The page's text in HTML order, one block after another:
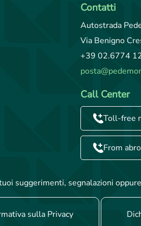
Contatti
Autostrada
Via Benigno
+39 02.6774
Call Center
Toll-free
From
suggerimenti, segnalazioni
sulla Privacy